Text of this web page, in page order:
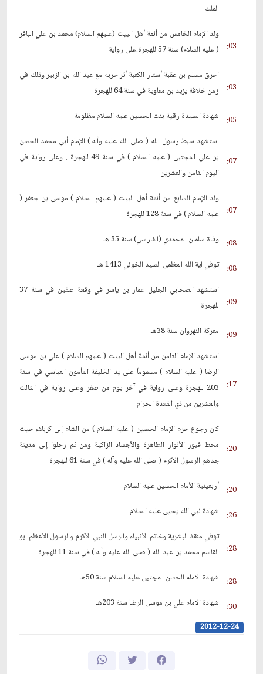
الملك
ولد الإمام الخامس من أئمة أهل البيت (عليهم السلام) محمد بن علي الباقر
( عليه السلام) سنة 57 للهجرة.على رواية
03:
احرق مسلم بن عقبة أستار الكعبة أثر حربه مع عبد الله بن الزبير وذلك في
زمن خلافة يزيد بن معاوية في سنة 64 للهجرة
03:
شهادة السيدة رقية بنت الحسين عليه السلام مظلومة
05:
استشهد سبط رسول الله ( صلى الله عليه وآله ) الإمام أبي محمد الحسن
بن علي المجتبى ( عليه السلام ) في سنة 49 للهجرة . وعلى رواية في
اليوم الثامن والعشرين
07:
ولد الإمام السابع من أئمة أهل البيت ( عليهم السلام ) موسى بن جعفر (
عليه السلام ) في سنة 128 للهجرة
07:
وفاة سلمان المحمدي (الفارسي) سنة 35 هـ
08:
توفي اية الله العظمى السيد الخوئي 1413 هـ
08:
استشهد الصحابي الجليل عمار بن ياسر في وقعة صفين في سنة 37
للهجرة
09:
معركة النهروان سنة 38هـ
09:
استشهد الإمام الثامن من أئمة أهل البيت ( عليهم السلام ) علي بن موسى
الرضا ( عليه السلام ) مسموماً على يد الخليفة المأمون العباسي في سنة
203 للهجرة وعلى رواية في آخر يوم من صفر وعلى رواية في الثالث
والعشرين من ذي القعدة الحرام
17:
كان رجوع حرم الإمام الحسين ( عليه السلام ) من الشام إلى كربلاء حيث
محط قبور الأنوار الطاهرة والأجساد الزاكية ومن ثم رحلوا إلى مدينة
جدهم الرسول الاكرم ( صلى الله عليه وآله ) في سنة 61 للهجرة
20:
أربعينية الأمام الحسين عليه السلام
20:
شهادة نبي الله يحيى عليه السلام
26:
توفي منقذ البشرية وخاتم الأنبياء والرسل النبي الأكرم والرسول الأعظم ابو
القاسم محمد بن عبد الله ( صلى الله عليه وآله ) في سنة 11 للهجرة
28:
شهادة الامام الحسن المجتبى عليه السلام سنة 50هـ
28:
شهادة الامام علي بن موسى الرضا سنة 203هـ
30:
2012-12-24